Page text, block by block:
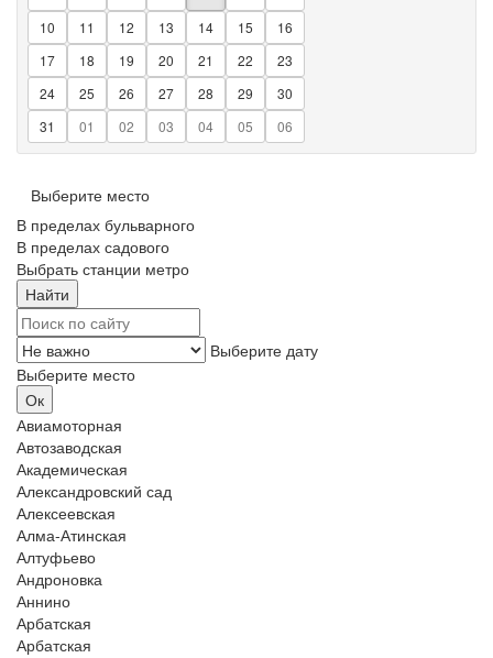
10
11 12 13 14 15
16
17
18 19 20 21 22
23
24
25 26 27 28 29
30
31
01 02 03 04 05 06
Выберите место
В пределах бульварного
В пределах садового
Выбрать станции метро
Выберите дату
Выберите место
Авиамоторная
Автозаводская
Академическая
Александровский сад
Алексеевская
Алма-Атинская
Алтуфьево
Андроновка
Аннино
Арбатская
Арбатская